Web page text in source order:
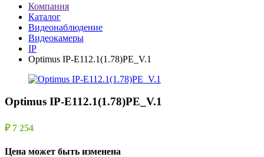
Компания
Каталог
Видеонаблюдение
Видеокамеры
IP
Optimus IP-E112.1(1.78)PE_V.1
Optimus IP-E112.1(1.78)PE_V.1
₽ 7 254
Цена может быть изменена